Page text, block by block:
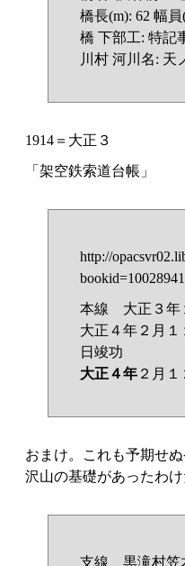
橋長(m): 62 幅
橋 下部工: 特記
川村 河川名: 天
1914＝大正３
「架空鉄索道台帳」
http://
本線 大正３年
大正４年２月
日竣功
大正４年 ２月
おまけ。これも予期せ
沢山の基礎があったわけ
支線 黒滝村笠